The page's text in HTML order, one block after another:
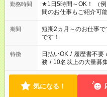
勤務時間
★1日5時間～OK！ （
間のお仕事もご紹介可
庭の都合でお休みが必
週最低15時間以上の勤
期間
短期2ヵ月～のお仕事
です！
特徴 日払いOK / 履歴書不要 /
務 / 10名以上の大量募
気になる！